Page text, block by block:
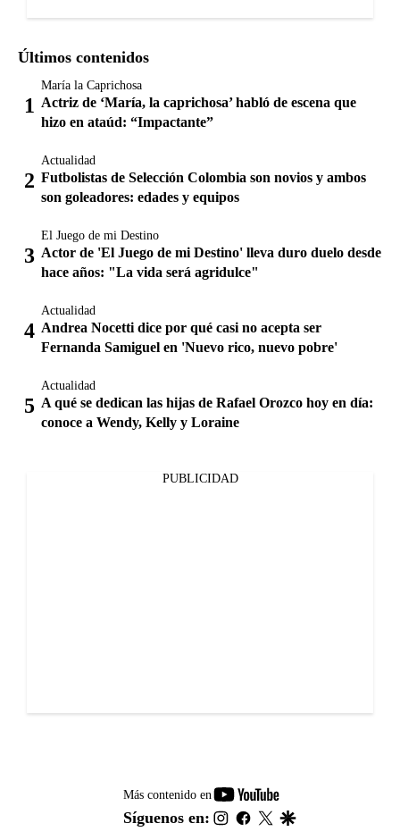
Últimos contenidos
María la Caprichosa
Actriz de ‘María, la caprichosa’ habló de escena que
hizo en ataúd: “Impactante”
Actualidad
Futbolistas de Selección Colombia son novios y ambos
son goleadores: edades y equipos
El Juego de mi Destino
Actor de 'El Juego de mi Destino' lleva duro duelo desde
hace años: "La vida será agridulce"
Actualidad
Andrea Nocetti dice por qué casi no acepta ser
Fernanda Samiguel en 'Nuevo rico, nuevo pobre'
Actualidad
A qué se dedican las hijas de Rafael Orozco hoy en día:
conoce a Wendy, Kelly y Loraine
PUBLICIDAD
Más contenido en
youtube-
footer
Síguenos en: instagram
facebook
twitter